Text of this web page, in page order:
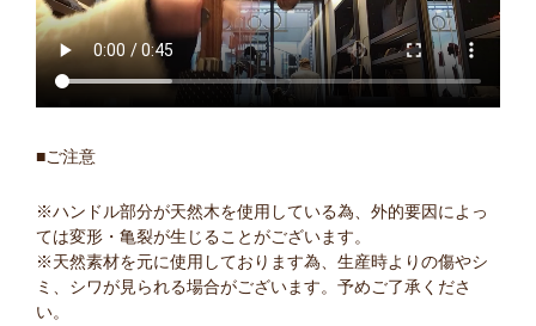
■ご注意
※ハンドル部分が天然木を使用している為、外的要因によっ
ては変形・亀裂が生じることがございます。
※天然素材を元に使用しております為、生産時よりの傷やシ
ミ、シワが見られる場合がございます。予めご了承くださ
い。